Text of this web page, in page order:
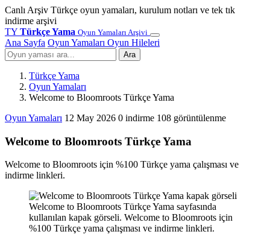
Canlı Arşiv Türkçe oyun yamaları, kurulum notları ve tek tık
indirme arşivi
TY Türkçe Yama Oyun Yamaları Arşivi
Ana Sayfa Oyun Yamaları Oyun Hileleri
Ara
Türkçe Yama
Oyun Yamaları
Welcome to Bloomroots Türkçe Yama
Oyun Yamaları 12 May 2026 0 indirme 108 görüntülenme
Welcome to Bloomroots Türkçe Yama
Welcome to Bloomroots için %100 Türkçe yama çalışması ve
indirme linkleri.
Welcome to Bloomroots Türkçe Yama sayfasında
kullanılan kapak görseli. Welcome to Bloomroots için
%100 Türkçe yama çalışması ve indirme linkleri.